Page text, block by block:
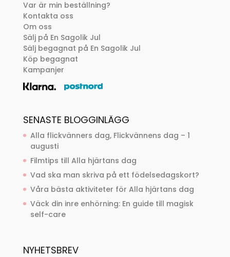
Var är min beställning?
Kontakta oss
Om oss
Sälj på En Sagolik Jul
Sälj begagnat på En Sagolik Jul
Köp begagnat
Kampanjer
SENASTE BLOGGINLÄGG
Alla flickvänners dag, Flickvännens dag – 1
augusti
Filmtips till Alla hjärtans dag
Vad ska man skriva på ett födelsedagskort?
Våra bästa aktiviteter för Alla hjärtans dag
Väck din inre enhörning: En guide till magisk
self-care
NYHETSBREV